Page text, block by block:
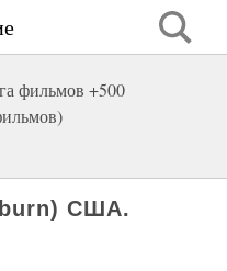
фильмов +500
США.